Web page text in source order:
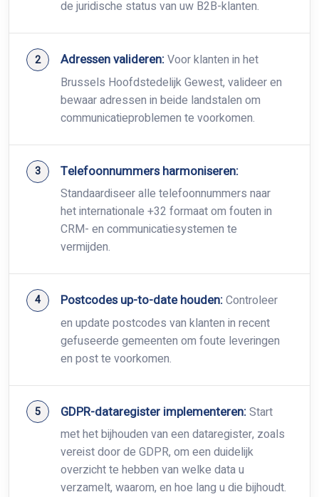
de juridische status van uw B2B-klanten.
Adressen valideren:Voor klanten in het
Brussels Hoofdstedelijk Gewest, valideer en
bewaar adressen in beide landstalen om
communicatieproblemen te voorkomen.
Telefoonnummers harmoniseren:
Standaardiseer alle telefoonnummers naar
het internationale +32 formaat om fouten in
CRM- en communicatiesystemen te
vermijden.
Postcodes up-to-date houden:Controleer
en update postcodes van klanten in recent
gefuseerde gemeenten om foute leveringen
en post te voorkomen.
GDPR-dataregister implementeren:Start
met het bijhouden van een dataregister, zoals
vereist door de GDPR, om een duidelijk
overzicht te hebben van welke data u
verzamelt, waarom, en hoe lang u die bijhoudt.